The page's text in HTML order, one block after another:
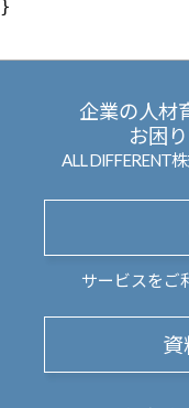
企業の人材
お困
ALL DIFFERENT
サービスをご
資